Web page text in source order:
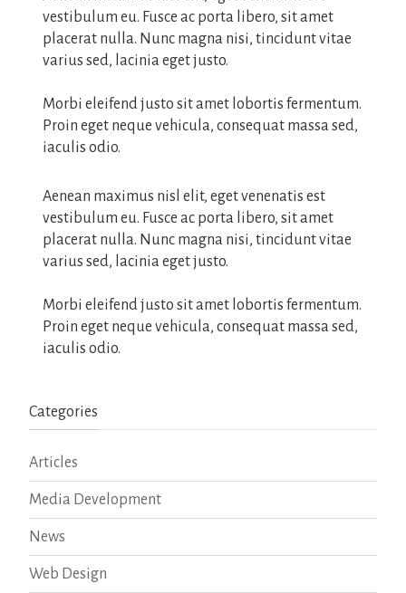
vestibulum eu. Fusce ac porta libero, sit amet
placerat nulla. Nunc magna nisi, tincidunt vitae
varius sed, lacinia eget justo.
Morbi eleifend justo sit amet lobortis fermentum.
Proin eget neque vehicula, consequat massa sed,
iaculis odio.
Aenean maximus nisl elit, eget venenatis est
vestibulum eu. Fusce ac porta libero, sit amet
placerat nulla. Nunc magna nisi, tincidunt vitae
varius sed, lacinia eget justo.
Morbi eleifend justo sit amet lobortis fermentum.
Proin eget neque vehicula, consequat massa sed,
iaculis odio.
Categories
Articles
Media Development
News
Web Design